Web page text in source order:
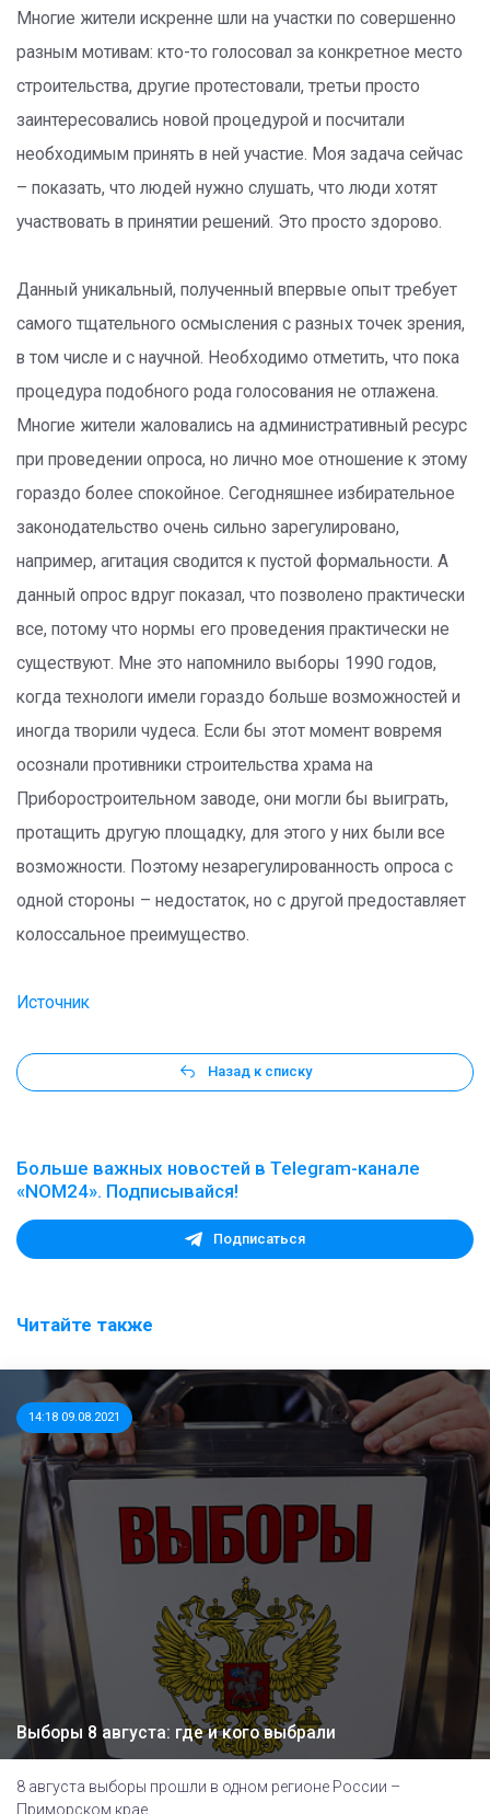
Многие жители искренне шли на участки по совершенно
разным мотивам: кто-то голосовал за конкретное место
строительства, другие протестовали, третьи просто
заинтересовались новой процедурой и посчитали
необходимым принять в ней участие. Моя задача сейчас
– показать, что людей нужно слушать, что люди хотят
участвовать в принятии решений. Это просто здорово.
Данный уникальный, полученный впервые опыт требует
самого тщательного осмысления с разных точек зрения,
в том числе и с научной. Необходимо отметить, что пока
процедура подобного рода голосования не отлажена.
Многие жители жаловались на административный ресурс
при проведении опроса, но лично мое отношение к этому
гораздо более спокойное. Сегодняшнее избирательное
законодательство очень сильно зарегулировано,
например, агитация сводится к пустой формальности. А
данный опрос вдруг показал, что позволено практически
все, потому что нормы его проведения практически не
существуют. Мне это напомнило выборы 1990 годов,
когда технологи имели гораздо больше возможностей и
иногда творили чудеса. Если бы этот момент вовремя
осознали противники строительства храма на
Приборостроительном заводе, они могли бы выиграть,
протащить другую площадку, для этого у них были все
возможности. Поэтому незарегулированность опроса с
одной стороны – недостаток, но с другой предоставляет
колоссальное преимущество.
Источник
Назад к списку
Больше важных новостей в Telegram-канале
«NOM24». Подписывайся!
Подписаться
Читайте также
14:18 09.08.2021
Выборы 8 августа: где и кого выбрали
8 августа выборы прошли в одном регионе России –
Приморском крае.